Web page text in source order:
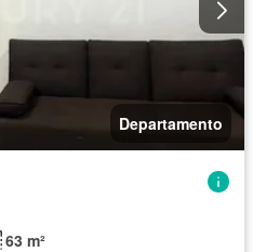
Departamento
63 m²